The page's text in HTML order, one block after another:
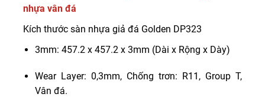
nhựa vân đá
Kích thước sàn nhựa giả đá Golden DP323
3mm: 457.2 x 457.2 x 3mm (Dài x Rộng x Dày)
Wear Layer: 0,3mm, Chống trơn: R11, Group T,
Vân đá.